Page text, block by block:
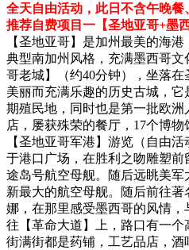
全天自由活动，此日不含午晚餐
推荐自费项目一【圣地亚哥+墨
【圣地亚哥】是加州最美的海
典型南加州风格，充满墨西哥
哥老城】（约40分钟），坐落
美丽而充满乐趣的历史古城，
期殖民地，同时也是第一批欧
店，屡获殊荣的餐厅，17个博
【圣地亚哥军港】游览（自由
于港口广场，在胜利之吻雕塑
途岛号航空母舰。随后远眺美
新最大的航空母舰。随后前往
娜，在那里感受墨西哥的风情
往【革命大道】上，路口有一
街满街都是药铺，工艺品店，